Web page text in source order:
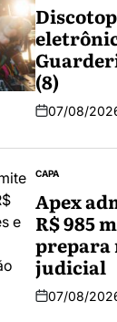
(8)
07/08/
CAPA
Apex
R$ 985
prepara
judicial
07/08/